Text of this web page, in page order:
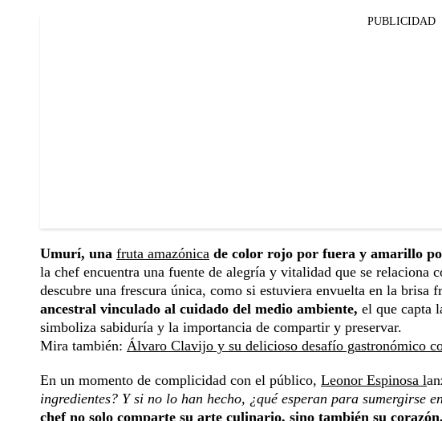
PUBLICIDAD
Umurí, una fruta amazónica de color rojo por fuera y amarillo
la chef encuentra una fuente de alegría y vitalidad que se relaciona
descubre una frescura única, como si estuviera envuelta en la brisa
ancestral vinculado al cuidado del medio ambiente, el que capta
simboliza sabiduría y la importancia de compartir y preservar.
Mira también: Álvaro Clavijo y su delicioso desafío gastronómico
En un momento de complicidad con el público, Leonor Espinosa l
ingredientes? Y si no lo han hecho, ¿qué esperan para sumergirse
chef no solo comparte su arte culinario, sino también su